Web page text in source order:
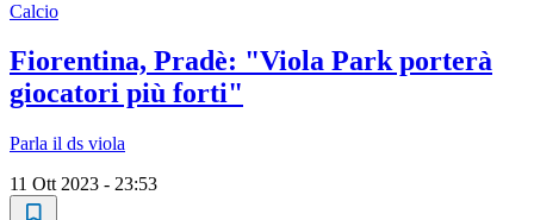
Calcio
Fiorentina, Pradè: "Viola Park porterà
giocatori più forti"
Parla il ds viola
11 Ott 2023 - 23:53